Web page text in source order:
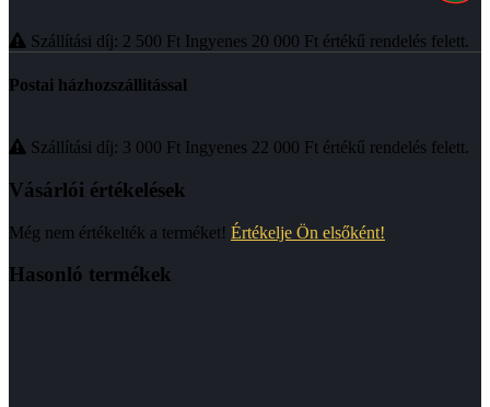
Szállítási díj: 2 500 Ft Ingyenes 20 000 Ft értékű rendelés felett.
Postai házhozszállitással
Szállítási díj: 3 000 Ft Ingyenes 22 000 Ft értékű rendelés felett.
Vásárlói értékelések
Még nem értékelték a terméket! Értékelje Ön elsőként!
Hasonló termékek